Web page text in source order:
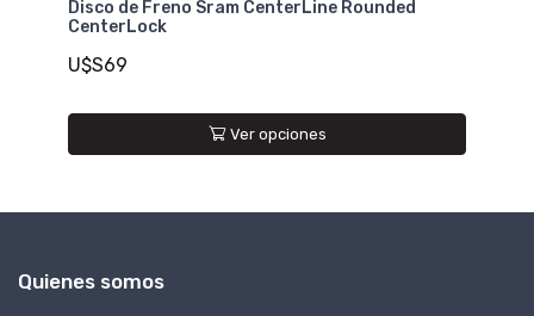
Disco de Freno Sram CenterLine Rounded
CenterLock
U$S69
Ver opciones
Quienes somos